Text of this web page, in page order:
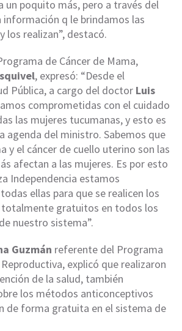
un poquito más, pero a través del
q le brindamos las
los realizan”, destacó.
de Cáncer de Mama,
, expresó: “Desde el
Pública, a cargo del doctor Luis
comprometidas con el cuidado
las mujeres tucumanas, y esto es
agenda del ministro. Sabemos que
y el cáncer de cuello uterino son las
afectan a las mujeres. Es por esto
Independencia estamos
ellas para que se realicen los
totalmente gratuitos en todos los
nuestro sistema”.
Guzmán referente del Programa
Reproductiva, explicó que realizaron
de la salud, también
los métodos anticonceptivos
de forma gratuita en el sistema de